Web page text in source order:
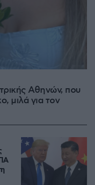
Αθηνών, που
μιλά για τον